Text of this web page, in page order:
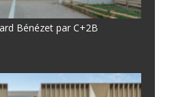
Bénézet par C+2B